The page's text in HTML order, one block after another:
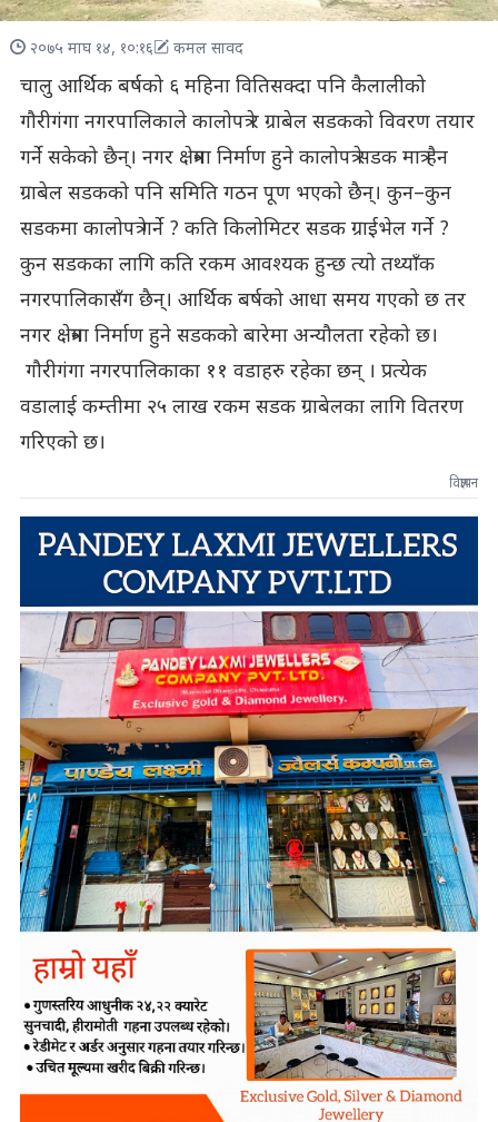
२०७५ माघ १४, १०:१६ कमल सावद
चालु आर्थिक बर्षको ६ महिना वितिसक्दा पनि कैलालीको
गौरीगंगा नगरपालिकाले कालोपत्रे र ग्राबेल सडकको विवरण तयार
गर्ने सकेको छैन्। नगर क्षेत्रमा निर्माण हुने कालोपत्रे सडक मात्र हैन
ग्राबेल सडकको पनि समिति गठन पूण भएको छैन्। कुन–कुन
सडकमा कालोपत्रे गर्ने ? कति किलोमिटर सडक ग्राईभेल गर्ने ?
कुन सडकका लागि कति रकम आवश्यक हुन्छ त्यो तथ्याँक
नगरपालिकासँग छैन्। आर्थिक बर्षको आधा समय गएको छ तर
नगर क्षेत्रमा निर्माण हुने सडकको बारेमा अन्यौलता रहेको छ।
गौरीगंगा नगरपालिकाका ११ वडाहरु रहेका छन् । प्रत्येक
वडालाई कम्तीमा २५ लाख रकम सडक ग्राबेलका लागि वितरण
गरिएको छ।
विज्ञापन